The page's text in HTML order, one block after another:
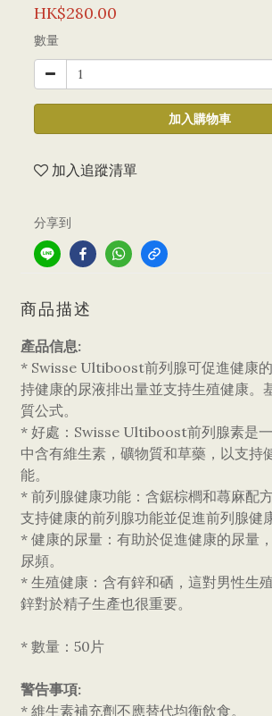
HK$280.00
數量
加入購物車
加入追蹤清單
分享到
商品描述
產品信息:
* Swisse Ultiboost前列腺可促進健康
持健康的尿液排出量並支持生殖健康。
質公式。
* 好處：Swisse Ultiboost前列腺素是
中含有維生素，礦物質和草藥，以支持
能。
* 前列腺健康功能：含鋸棕櫚和蕁麻配
支持健康的前列腺功能並促進前列腺健康
* 健康的尿量：有助於促進健康的尿量
尿頻。
* 生殖健康：含有鋅和硒，這對男性生
鋅對於精子生產也很重要。
* 數量：50片
警告事項:
* 維生素補充劑不應替代均衡飲食。